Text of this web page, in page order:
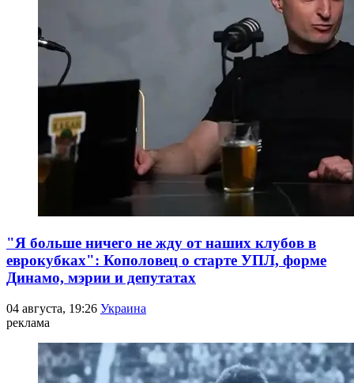
"Я больше ничего не жду от наших клубов в
еврокубках": Кополовец о старте УПЛ, форме
Динамо, мэрии и депутатах
04 августа, 19:26 Украина
реклама